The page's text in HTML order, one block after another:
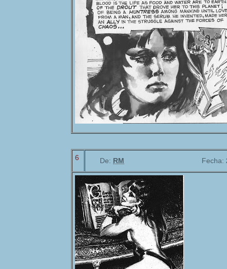
6 De: RM Fecha: